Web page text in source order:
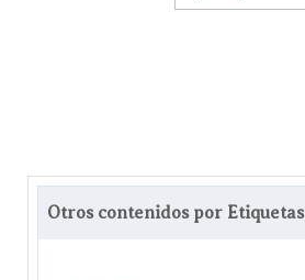
Otros contenidos por Etiquetas